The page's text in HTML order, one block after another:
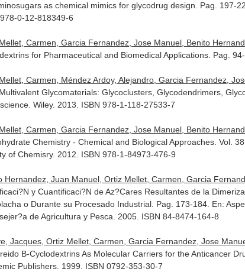
as chemical mimics for glycodrug design. Pag. 197-
0-12-818349-6
Carmen, Garcia Fernandez, Jose Manuel, Benito
for Pharmaceutical and Biomedical Applications. Pag. 94-
Carmen, Méndez Ardoy, Alejandro, Garcia Fernandez,
Glycomaterials: Glycoclusters, Glycodendrimers,
. Wiley. 2013. ISBN 978-1-118-27533-7
Carmen, Garcia Fernandez, Jose Manuel, Benito
Chemistry - Chemical and Biological Approaches. Vol.
of Chemisry. 2012. ISBN 978-1-84973-476-9
Hernandez, Juan Manuel, Ortiz Mellet, Carmen, Garcia
y Cuantificaci?N de Az?Cares Resultantes de la
o Durante su Procesado Industrial. Pag. 173-184. En:
de Agricultura y Pesca. 2005. ISBN 84-8474-164-8
Jacques, Ortiz Mellet, Carmen, Garcia Fernandez, Jose
B-Cyclodextrins As Molecular Carriers for the Anticancer
Publishers. 1999. ISBN 0792-353-30-7